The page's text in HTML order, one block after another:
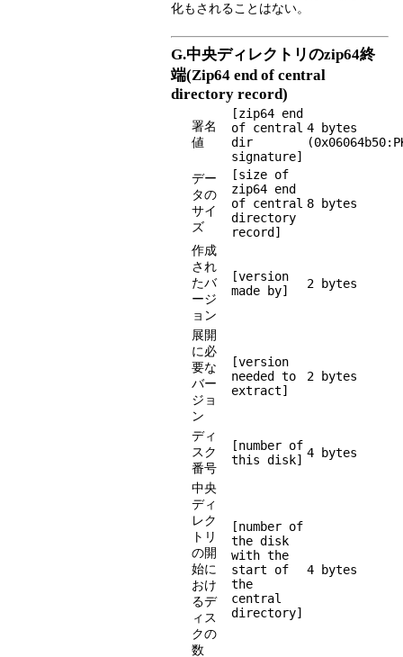
化もされることはない。
G.中央ディレクトリのzip64終
端(Zip64 end of central
directory record)
署名
値
[zip64 end
of central
dir
signature]
4 bytes
デー
タの
サイ
ズ
[size of
zip64 end
of central
directory
record]
8 bytes
作成
され
たバ
ージ
ョン
[version
made by]
2 bytes
展開
に必
要な
バー
ジョ
ン
[version
needed to
extract]
2 bytes
ディ
スク
番号
[number of
this disk] 4 bytes
中央
ディ
レク
トリ
の開
始に
おけ
るデ
ィス
クの
数
[number of
the disk
with the
start of
the
central
directory]
4 bytes